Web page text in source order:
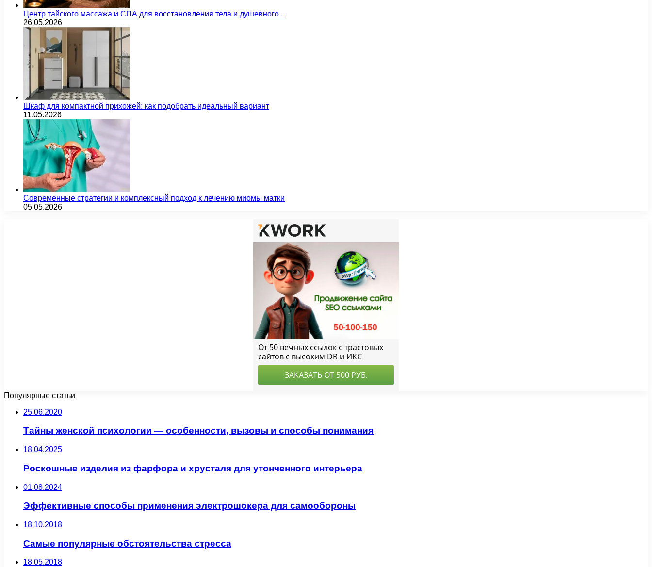
Центр тайского массажа и СПА для восстановления тела и душевного…
26.05.2026
Шкаф для компактной прихожей: как подобрать идеальный вариант
11.05.2026
Современные стратегии и комплексный подход к лечению миомы матки
05.05.2026
Популярные статьи
25.06.2020
Тайны женской психологии — особенности, вызовы и способы понимания
18.04.2025
Роскошные изделия из фарфора и хрусталя для утонченного интерьера
01.08.2024
Эффективные способы применения электрошокера для самообороны
18.10.2018
Самые популярные обстоятельства стресса
18.05.2018